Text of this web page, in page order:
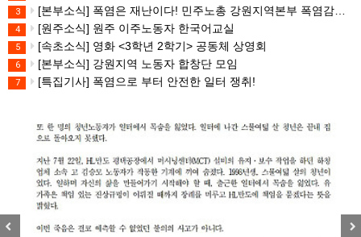
3 [본부소식] 폭염은 재난이다! 민주노총 강원지역본부 폭염감시단 선포 기자회견
4 [원주소식] 원주 이주노동자 한국어교실
5 [속초소식] 영화 <3학년 2학기> 공동체 상영회
6 [본부소식] 강원지역 노동자 합창단 모임
7 [특집기사] 폭염으로 부터 안전한 일터 쟁취!